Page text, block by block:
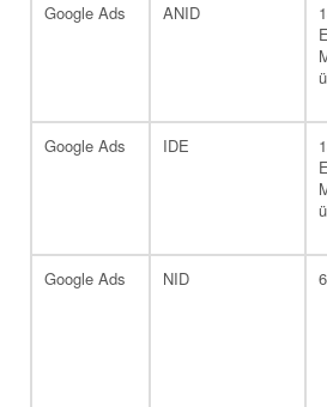
Google Ads ANID
Google Ads IDE
Google Ads NID